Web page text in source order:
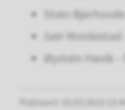
Stein
Geir
Øystein Høvik -
Publisert 01.03.2023 13.44